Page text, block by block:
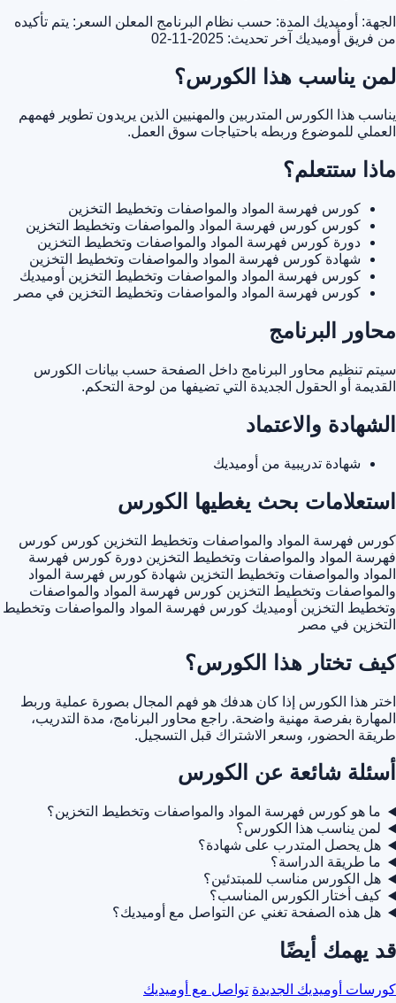
الجهة: أوميديك المدة: حسب نظام البرنامج المعلن السعر: يتم تأكيده
من فريق أوميديك آخر تحديث: 2025-11-02
لمن يناسب هذا الكورس؟
يناسب هذا الكورس المتدربين والمهنيين الذين يريدون تطوير فهمهم
العملي للموضوع وربطه باحتياجات سوق العمل.
ماذا ستتعلم؟
كورس فهرسة المواد والمواصفات وتخطيط التخزين
كورس كورس فهرسة المواد والمواصفات وتخطيط التخزين
دورة كورس فهرسة المواد والمواصفات وتخطيط التخزين
شهادة كورس فهرسة المواد والمواصفات وتخطيط التخزين
كورس فهرسة المواد والمواصفات وتخطيط التخزين أوميديك
كورس فهرسة المواد والمواصفات وتخطيط التخزين في مصر
محاور البرنامج
سيتم تنظيم محاور البرنامج داخل الصفحة حسب بيانات الكورس
القديمة أو الحقول الجديدة التي تضيفها من لوحة التحكم.
الشهادة والاعتماد
شهادة تدريبية من أوميديك
استعلامات بحث يغطيها الكورس
كورس فهرسة المواد والمواصفات وتخطيط التخزين كورس كورس
فهرسة المواد والمواصفات وتخطيط التخزين دورة كورس فهرسة
المواد والمواصفات وتخطيط التخزين شهادة كورس فهرسة المواد
والمواصفات وتخطيط التخزين كورس فهرسة المواد والمواصفات
وتخطيط التخزين أوميديك كورس فهرسة المواد والمواصفات وتخطيط
التخزين في مصر
كيف تختار هذا الكورس؟
اختر هذا الكورس إذا كان هدفك هو فهم المجال بصورة عملية وربط
المهارة بفرصة مهنية واضحة. راجع محاور البرنامج، مدة التدريب،
طريقة الحضور، وسعر الاشتراك قبل التسجيل.
أسئلة شائعة عن الكورس
ما هو كورس فهرسة المواد والمواصفات وتخطيط التخزين؟
لمن يناسب هذا الكورس؟
هل يحصل المتدرب على شهادة؟
ما طريقة الدراسة؟
هل الكورس مناسب للمبتدئين؟
كيف أختار الكورس المناسب؟
هل هذه الصفحة تغني عن التواصل مع أوميديك؟
قد يهمك أيضًا
كورسات أوميديك الجديدة تواصل مع أوميديك